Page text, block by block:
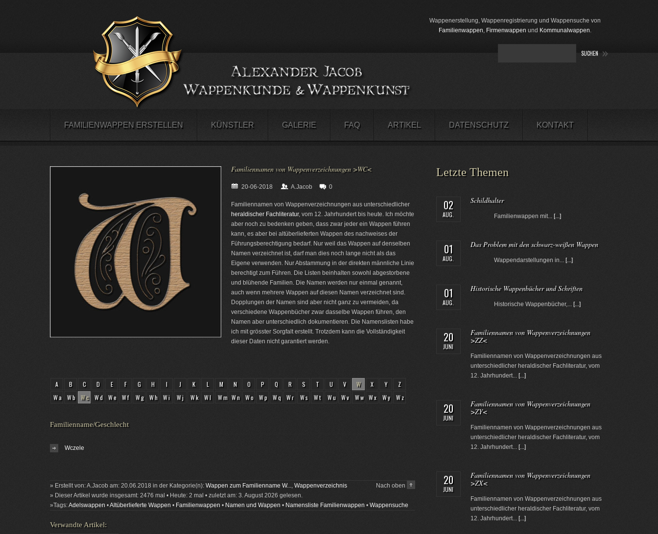
Wappenerstellung, Wappenregistrierung und Wappensuche von
Familienwappen, Firmenwappen und Kommunalwappen.
FAMILIENWAPPEN ERSTELLEN KÜNSTLER GALERIE FAQ ARTIKEL DATENSCHUTZ KONTAKT
Familiennamen von Wappenverzeichnungen >WC<
20-06-2018 A.Jacob 0
Familiennamen von Wappenverzeichnungen aus unterschiedlicher
heraldischer Fachliteratur, vom 12. Jahrhundert bis heute. Ich möchte
aber noch zu bedenken geben, dass zwar jeder ein Wappen führen
kann, es aber bei altüberlieferten Wappen des nachweises der
Führungsberechtigung bedarf. Nur weil das Wappen auf denselben
Namen verzeichnet ist, darf man dies noch lange nicht als das
Eigene verwenden. Nur Abstammung in der direkten männliche Linie
berechtigt zum Führen. Die Listen beinhalten sowohl abgestorbene
und blühende Familien. Die Namen werden nur einmal genannt,
auch wenn mehrere Wappen auf diesen Namen verzeichnet sind.
Dopplungen der Namen sind aber nicht ganz zu vermeiden, da
verschiedene Wappenbücher zwar dasselbe Wappen führen, den
Namen aber unterschiedlich dokumentieren. Die Namenslisten habe
ich mit grösster Sorgfalt erstellt. Trotzdem kann die Vollständigkeit
dieser Daten nicht garantiert werden.
A B C D E F G H I J K L M N O P Q R S T U V W X Y
Z
Wa Wb Wc Wd We Wf Wg Wh Wi Wj Wk Wl Wm Wn Wo Wp Wq Wr Ws Wt Wu Wv Ww Wx Wy Wz
Familienname/Geschlecht
Wczele
Nach oben
» Erstellt von: A.Jacob am: 20.06.2018 in der Kategorie(n): Wappen zum Familienname W..., Wappenverzeichnis
» Dieser Artikel wurde insgesamt: 2476 mal • Heute: 2 mal • zuletzt am: 3. August 2026 gelesen.
»Tags:Adelswappen •Altüberlieferte Wappen • Familienwappen • Namen und Wappen • Namensliste Familienwappen • Wappensuche
Verwandte Artikel:
Letzte Themen
02
AUG.
Schildhalter
Familienwappen mit... [...]
01
AUG.
Das Problem mit den schwarz-weißen Wappen
Wappendarstellungen in... [...]
01
AUG.
Historische Wappenbücher und Schriften
Historische Wappenbücher,... [...]
20
JUNI
Familiennamen von Wappenverzeichnungen
>ZZ<
Familiennamen von Wappenverzeichnungen aus
unterschiedlicher heraldischer Fachliteratur, vom
12. Jahrhundert... [...]
20
JUNI
Familiennamen von Wappenverzeichnungen
>ZY<
Familiennamen von Wappenverzeichnungen aus
unterschiedlicher heraldischer Fachliteratur, vom
12. Jahrhundert... [...]
20
JUNI
Familiennamen von Wappenverzeichnungen
>ZX<
Familiennamen von Wappenverzeichnungen aus
unterschiedlicher heraldischer Fachliteratur, vom
12. Jahrhundert... [...]